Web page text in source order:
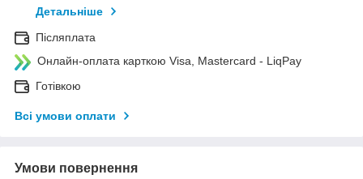
Детальніше
Післяплата
Онлайн-оплата карткою Visa, Mastercard - LiqPay
Готівкою
Всі умови оплати
Умови повернення